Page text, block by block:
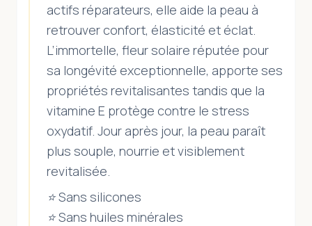
actifs réparateurs, elle aide la peau à
retrouver confort, élasticité et éclat.
L’immortelle, fleur solaire réputée pour
sa longévité exceptionnelle, apporte ses
propriétés revitalisantes tandis que la
vitamine E protège contre le stress
oxydatif. Jour après jour, la peau paraît
plus souple, nourrie et visiblement
revitalisée.
⭐ Sans silicones
⭐ Sans huiles minérales